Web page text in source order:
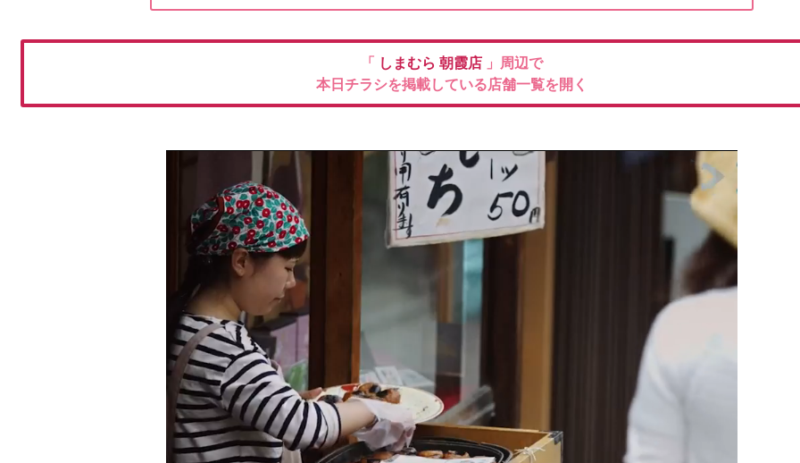
「 しまむら 朝霞店 」周辺で
本日チラシを掲載している店舗一覧を開く